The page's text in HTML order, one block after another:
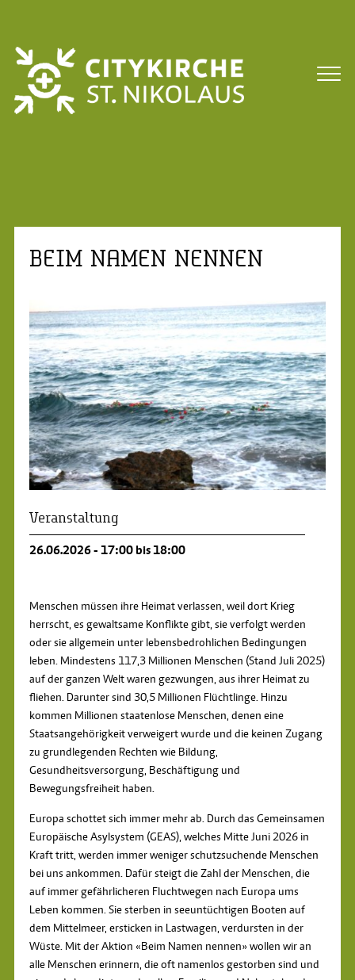
BEIM NAMEN NENNEN
Veranstaltung
26.06.2026 - 17:00 bis 18:00
Menschen müssen ihre Heimat verlassen, weil dort Krieg
herrscht, es gewaltsame Konflikte gibt, sie verfolgt werden
oder sie allgemein unter lebensbedrohlichen Bedingungen
leben. Mindestens 117,3 Millionen Menschen (Stand Juli 2025)
auf der ganzen Welt waren gezwungen, aus ihrer Heimat zu
fliehen. Darunter sind 30,5 Millionen Flüchtlinge. Hinzu
kommen Millionen staatenlose Menschen, denen eine
Staatsangehörigkeit verweigert wurde und die keinen Zugang
zu grundlegenden Rechten wie Bildung,
Gesundheitsversorgung, Beschäftigung und
Bewegungsfreiheit haben.
Europa schottet sich immer mehr ab. Durch das Gemeinsamen
Europäische Asylsystem (GEAS), welches Mitte Juni 2026 in
Kraft tritt, werden immer weniger schutzsuchende Menschen
bei uns ankommen. Dafür steigt die Zahl der Menschen, die
auf immer gefährlicheren Fluchtwegen nach Europa ums
Leben kommen. Sie sterben in seeuntüchtigen Booten auf
dem Mittelmeer, ersticken in Lastwagen, verdursten in der
Wüste. Mit der Aktion «Beim Namen nennen» wollen wir an
alle Menschen erinnern, die oft namenlos gestorben sind und